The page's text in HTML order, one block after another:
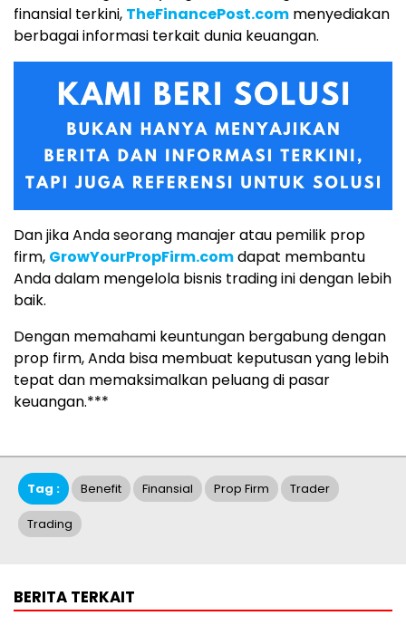
finansial terkini, TheFinancePost.com menyediakan
berbagai informasi terkait dunia keuangan.
Dan jika Anda seorang manajer atau pemilik prop
firm, GrowYourPropFirm.comdapat membantu
Anda dalam mengelola bisnis trading ini dengan lebih
baik.
Dengan memahami keuntungan bergabung dengan
prop firm, Anda bisa membuat keputusan yang lebih
tepat dan memaksimalkan peluang di pasar
keuangan.***
Tag : Benefit Finansial Prop Firm Trader
Trading
BERITA TERKAIT